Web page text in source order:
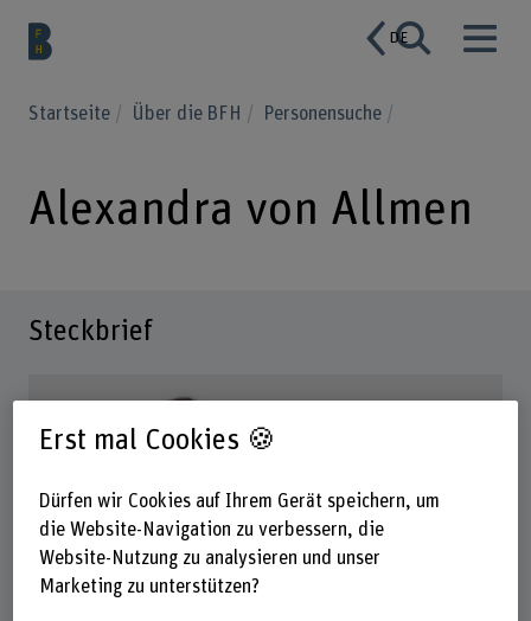
DE
Startseite Über die BFH Personensuche
Alexandra von Allmen
Steckbrief
Erst mal Cookies 🍪
Dürfen wir Cookies auf Ihrem Gerät speichern, um
die Website-Navigation zu verbessern, die
Website-Nutzung zu analysieren und unser
Marketing zu unterstützen?